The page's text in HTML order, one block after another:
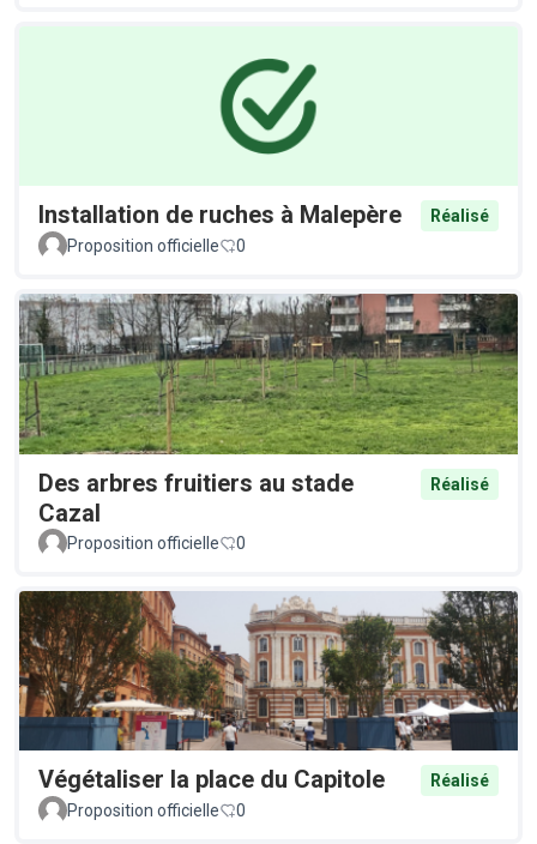
Installation de ruches à Malepère
Réalisé
Proposition officielle
0
Des arbres fruitiers au stade
Cazal
Réalisé
Proposition officielle 0
Végétaliser la place du Capitole
Réalisé
Proposition officielle
0